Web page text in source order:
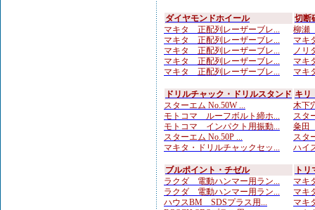
ダイヤモンドホイール
マキタ 正配列レーザーブレ...
マキタ 正配列レーザーブレ...
マキタ 正配列レーザーブレ...
マキタ 正配列レーザーブレ...
マキタ 正配列レーザーブレ...
切断
柳瀬
マキ
ノリ
マキ
マキ
ドリルチャック・ドリルスタンド
スターエム No.50W ...
モトコマ ルーフボルト締ホ...
モトコマ インパクト用振動...
スターエム No.50P ...
マキタ・ドリルチャックセッ...
キリ
木下
スタ
粂田
スタ
ハイ
ブルポイント・チゼル
ラクダ 電動ハンマー用ラン...
ラクダ 電動ハンマー用ラン...
ハウスBM SDSプラス用...
ト
マキ
マキ
マキ